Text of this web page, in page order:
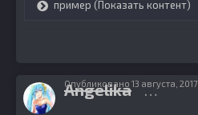
пример (Показать контент)
Angelika 622
Опубликовано 13 августа, 2017